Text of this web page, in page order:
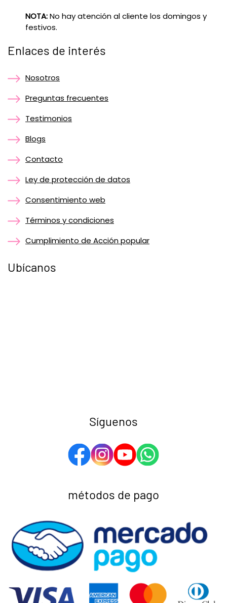
NOTA:No hay atención al cliente los domingos y
festivos.
Enlaces de interés
Nosotros
Preguntas frecuentes
Testimonios
Blogs
Contacto
Ley de protección de datos
Consentimiento web
Términos y condiciones
Cumplimiento de Acción popular
Ubícanos
Síguenos
métodos de pago